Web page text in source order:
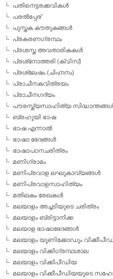
പതിനെട്ടരക്കവികള്‍
പരല്‍പ്പേര്
പുസ്തക കൗതുകങ്ങള്‍
പ്രകരണഗ്രന്ഥം
പ്രശസ്ത അവതാരികകള്‍
പ്രശ്‌നോത്തരി (ക്വിസ്)
പ്രശ്ലേഷം (ചിഹ്നനം)
പ്രാചീനകവിത്രയം
പ്രാചീനഗദ്യം
പൗരസ്ത്യസാഹിത്യ
ബ്രഹൂയി ഭാഷ
ഭാഷ എന്നാല്‍
ഭാഷാ ഭേദങ്ങള്‍
ഭാഷാപഠനചരിത്രം
മണിഗ്രാമം
മണിപ്രവാള ലഘുകാവ്യങ്ങള്‍
മണിപ്രവാളസാഹിത്യം
മതിലകം രേഖകള്‍
മലയാളം അച്ചടിയുടെ ചരിത്രം
മലയാളം ബ്രിട്ടാനിക്ക
മലയാള ഭാഷാഭേദങ്ങള്‍
മലയാളം യൂണിക്കോഡും
മലയാളം വിക്കിഗ്രന്ഥശാല
മലയാളം വിക്കിപീഡിയ
മലയാളം വിക്കീപീഡിയയുടെ